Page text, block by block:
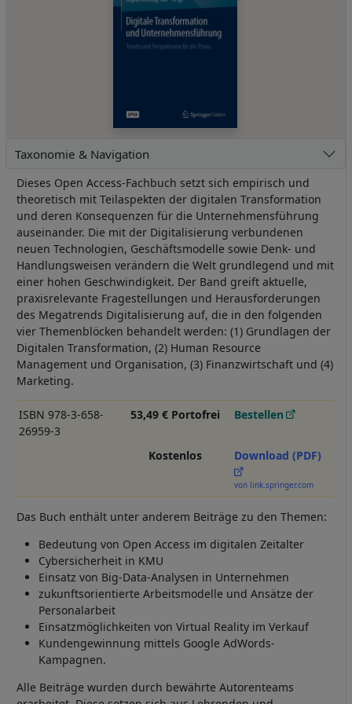
Taxonomie & Navigation
Dieses Open Access-Fachbuch setzt sich empirisch und
theoretisch mit Teilaspekten der digitalen Transformation
und deren Konsequenzen für die Unternehmensführung
auseinander. Die mit der Digitalisierung verbundenen
neuen Technologien, Geschäftsmodelle sowie Denk- und
Handlungsweisen verändern die Welt grundlegend und mit
einer hohen Geschwindigkeit. Der Band greift aktuelle,
praxisrelevante Fragestellungen und Herausforderungen
des Megatrends Digitalisierung auf, die in den folgenden
vier Themenblöcken behandelt werden: (1) Grundlagen der
Digitalen Transformation, (2) Human Resource
Management und Organisation, (3) Finanzwirtschaft und (4)
Marketing.
ISBN 978-3-658-
26959-3
53,49 € Portofrei Bestellen
Kostenlos Download (PDF)
von link.springer.com
Das Buch enthält unter anderem Beiträge zu den Themen:
Bedeutung von Open Access im digitalen Zeitalter
Cybersicherheit in KMU
Einsatz von Big-Data-Analysen in Unternehmen
zukunftsorientierte Arbeitsmodelle und Ansätze der
Personalarbeit
Einsatzmöglichkeiten von Virtual Reality im Verkauf
Kundengewinnung mittels Google AdWords-
Kampagnen.
Alle Beiträge wurden durch bewährte Autorenteams